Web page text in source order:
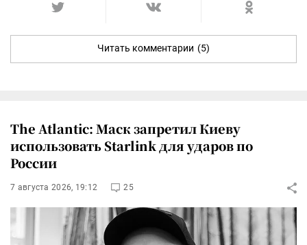
Читать комментарии (5)
The Atlantic: Маск запретил Киеву
использовать Starlink для ударов по
России
7 августа 2026, 19:12 25